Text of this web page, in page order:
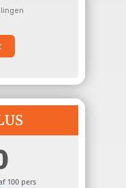
100 pers